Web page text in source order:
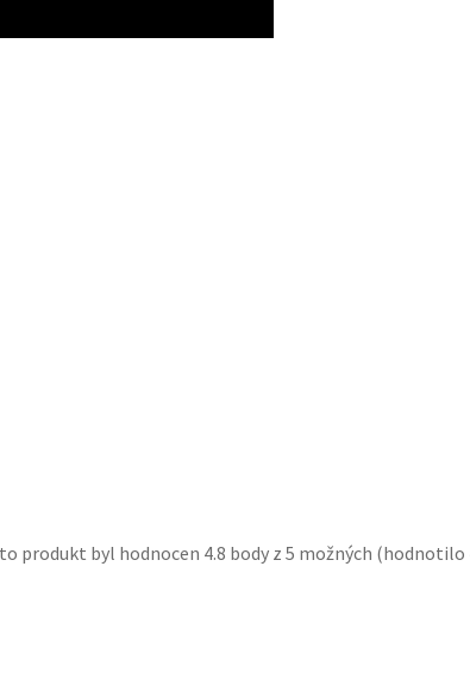
produkt byl hodnocen 4.8 body z 5 možných (hodnotilo